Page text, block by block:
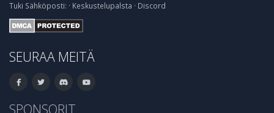
Tuki Sähköposti: · Keskustelupalsta · Discord
SEURAA MEITÄ
SPONSORIT